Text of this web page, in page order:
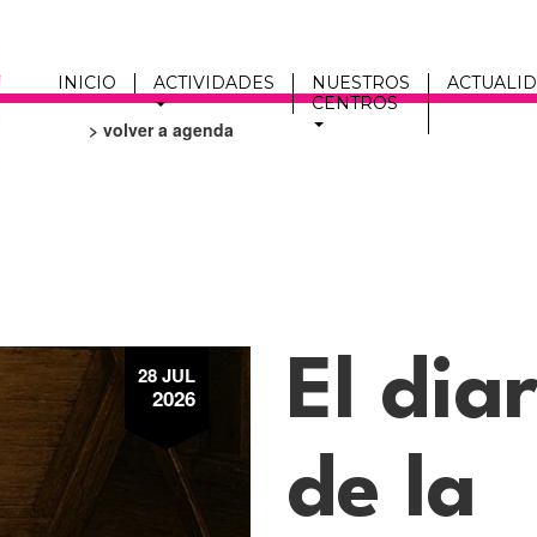
INICIO ACTIVIDADES
NUESTROS
CENTROS
> volver a agenda
28 JUL
2026
El
de la